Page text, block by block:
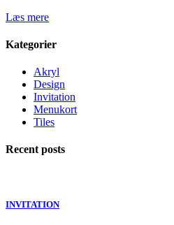
Læs mere
Kategorier
Akryl
Design
Invitation
Menukort
Tiles
Recent posts
INVITATION